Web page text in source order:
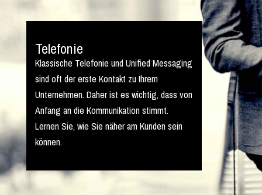
Telefonie
Klassische Telefonie und Unified Messaging
sind oft der erste Kontakt zu Ihrem
Unternehmen. Daher ist es wichtig, dass von
Anfang an die Kommunikation stimmt.
Lernen Sie, wie Sie näher am Kunden sein
können.